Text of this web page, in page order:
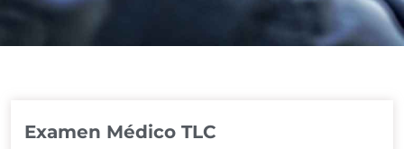
Examen Médico TLC